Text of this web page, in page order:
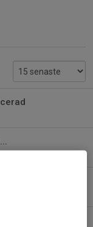
junior...